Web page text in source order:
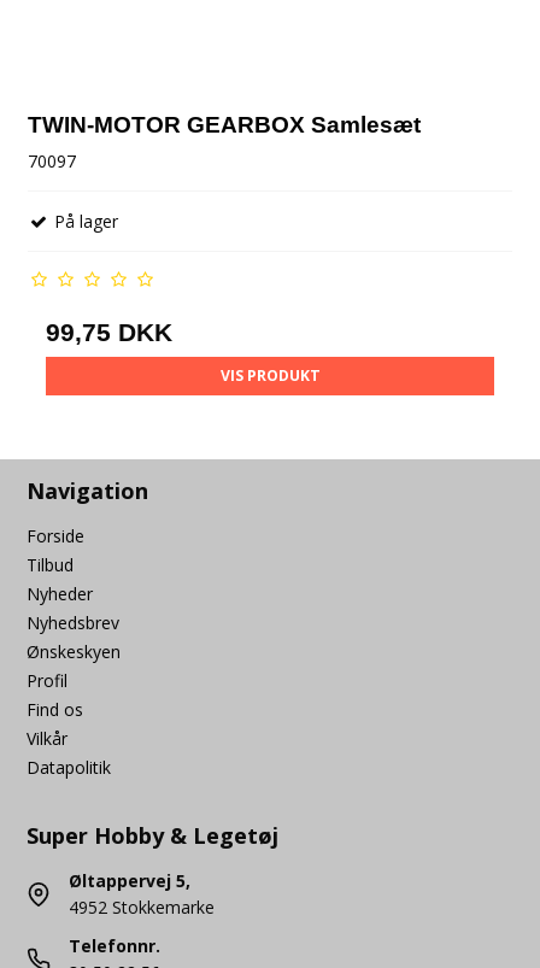
TWIN-MOTOR GEARBOX Samlesæt
70097
På lager
99,75 DKK
VIS PRODUKT
Navigation
Forside
Tilbud
Nyheder
Nyhedsbrev
Ønskeskyen
Profil
Find os
Vilkår
Datapolitik
Super Hobby & Legetøj
Øltappervej 5,
4952 Stokkemarke
Telefonnr.